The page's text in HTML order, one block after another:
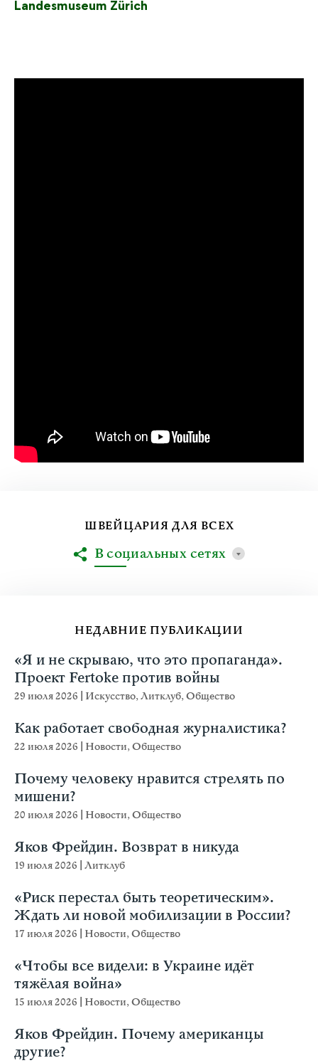
Landesmuseum Zürich
НЕДАВНИЕ ПУБЛИКАЦИИ
«Я и не скрываю, что это пропаганда».
Проект Fertoke против войны
29 июля 2026 Искусство,Литклуб,Общество
Как работает свободная журналистика?
22 июля 2026 Новости,Общество
Почему человеку нравится стрелять по
мишени?
20 июля 2026 Новости,Общество
Яков Фрейдин. Возврат в никуда
19 июля 2026 Литклуб
«Риск перестал быть теоретическим».
Ждать ли новой мобилизации в России?
17 июля 2026 Новости,Общество
«Чтобы все видели: в Украине идёт
тяжёлая война»
15 июля 2026 Новости,Общество
Яков Фрейдин. Почему американцы
другие?
ШВЕЙЦАРИЯ ДЛЯ ВСЕХ
В социальных сетях